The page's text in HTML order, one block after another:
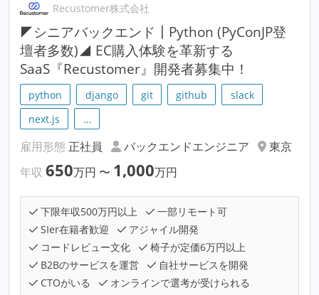
Recustomer株式会社
◤シニアバックエンド┃Python (PyConJP登
壇者多数)◢ EC購入体験を革新する
SaaS『Recustomer』開発者募集中！
python django git github
slack
next.js
…
雇用形態 正社員 バックエンドエンジニア
東京
年収 650万円 〜 1,000万円
下限年収500万円以上
一部リモート可
SIer在籍者歓迎
アジャイル開発
コードレビュー文化
椅子が定価6万円以上
B2Bのサービスを運営
自社サービスを開発
CTOがいる
オンラインで選考が受けられる